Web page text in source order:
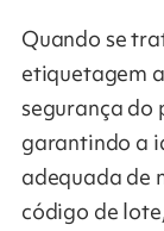
Quando se
etiquetagem
segurança do
garantindo a
adequada de
código de